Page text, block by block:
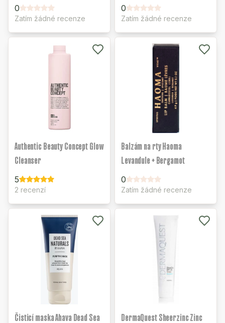
0
Zatím žádné recenze
0
Zatím žádné recenze
Authentic Beauty Concept Glow
Cleanser
5
2 recenzí
Balzám na rty Haoma
Levandule + Bergamot
0
Zatím žádné recenze
Čisticí maska Ahava Dead Sea
DermaQuest Sheerzinc Zinc